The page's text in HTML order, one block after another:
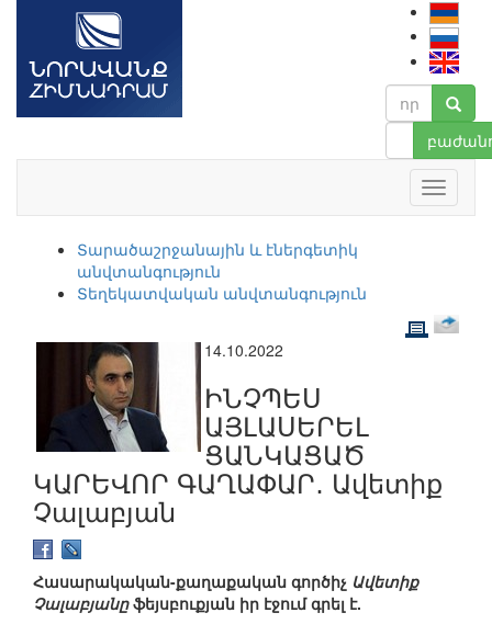
Տարածաշրջանային և էներգետիկ
անվտանգություն
Տեղեկատվական անվտանգություն
14.10.2022
ԻՆՉՊԵՍ
ԱՅԼԱՍԵՐԵԼ
ՑԱՆԿԱՑԱԾ
ԿԱՐԵՎՈՐ ԳԱՂԱՓԱՐ․ Ավետիք
Չալաբյան
Հասարակական-քաղաքական գործիչ Ավետիք
Չալաբյանըֆեյսբուքյան իր էջում գրել է.